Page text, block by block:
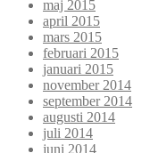
maj 2015
april 2015
mars 2015
februari 2015
januari 2015
november 2014
september 2014
augusti 2014
juli 2014
juni 2014